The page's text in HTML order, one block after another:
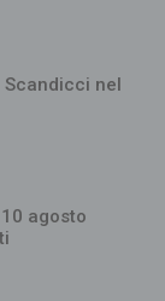
Scandicci nel
agosto